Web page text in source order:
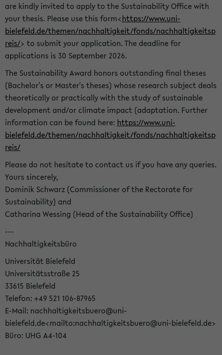
are kindly invited to apply to the Sustainability Office with
your thesis. Please use this form<https://www.uni-
bielefeld.de/themen/nachhaltigkeit/fonds/nachhaltigkeitsp
reis/> to submit your application. The deadline for
applications is 30 September 2026.
The Sustainability Award honors outstanding final theses
(Bachelor's or Master's theses) whose research subject deals
theoretically or practically with the study of sustainable
development and/or climate impact (adaptation. Further
information can be found here: https://www.uni-
bielefeld.de/themen/nachhaltigkeit/fonds/nachhaltigkeitsp
reis/
Please do not hesitate to contact us if you have any queries.
Yours sincerely,
Dominik Schwarz (Commissioner of the Rectorate for
Sustainability) and
Catharina Wessing (Head of the Sustainability Office)
---
Nachhaltigkeitsbüro
Universität Bielefeld
Universitätsstraße 25
33615 Bielefeld
Telefon: +49 521 106-87965
E-Mail: nachhaltigkeitsbuero@uni-
bielefeld.de<mailto:nachhaltigkeitsbuero@uni-bielefeld.de>
Büro: UHG A4-104